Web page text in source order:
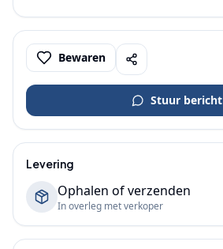
Bewaren
Stuur bericht
Levering
Ophalen of verzenden
In overleg met verkoper